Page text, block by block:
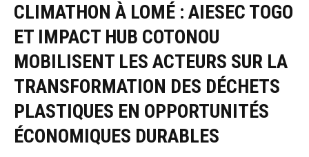
CLIMATHON À LOMÉ : AIESEC TOGO
ET IMPACT HUB COTONOU
MOBILISENT LES ACTEURS SUR LA
TRANSFORMATION DES DÉCHETS
PLASTIQUES EN OPPORTUNITÉS
ÉCONOMIQUES DURABLES